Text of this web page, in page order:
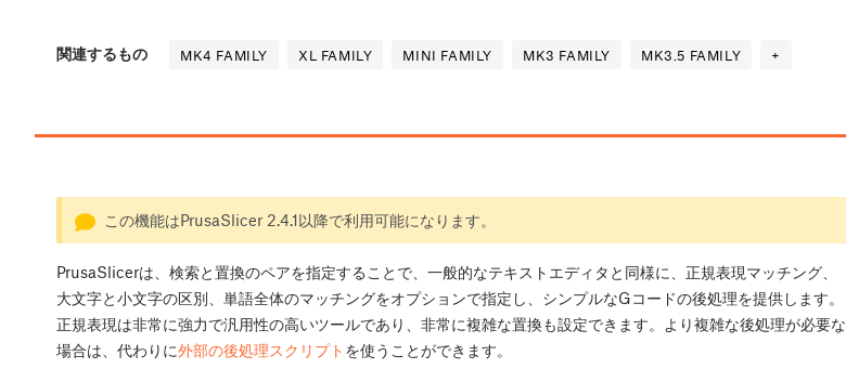
関連するもの MK4 FAMILY XL FAMILY MINI FAMILY MK3 FAMILY MK3.5 FAMILY +
この機能はPrusaSlicer 2.4.1以降で利用可能になります。
PrusaSlicerは、検索と置換のペアを指定することで、一般的なテキストエディタと同様に、正規表現マッチング、
大文字と小文字の区別、単語全体のマッチングをオプションで指定し、シンプルなGコードの後処理を提供します。
正規表現は非常に強力で汎用性の高いツールであり、非常に複雑な置換も設定できます。より複雑な後処理が必要な
場合は、代わりに外部の後処理スクリプト を使うことができます。